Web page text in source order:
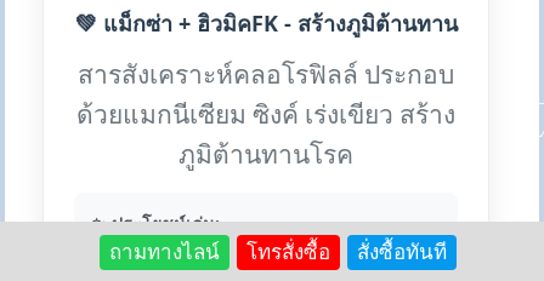
💚 แม็กซ่า + ฮิวมิคFK - สร้างภูมิต้านทาน
สารสังเคราะห์คลอโรฟิลล์ ประกอบ
ด้วยแมกนีเซียม ซิงค์ เร่งเขียว สร้าง
ภูมิต้านทานโรค
✨ ประโยชน์เด่น:
• เร่งใบเขียวเข้ม เพิ่มคลอโรฟิลล์
ถามทางไลน์ โทรสั่งซื้อ สั่งซื้อทันที